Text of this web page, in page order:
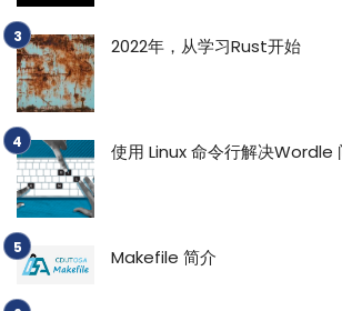
2022年，从学习Rust开始
使用 Linux 命令行解决Wordle
Makefile 简介